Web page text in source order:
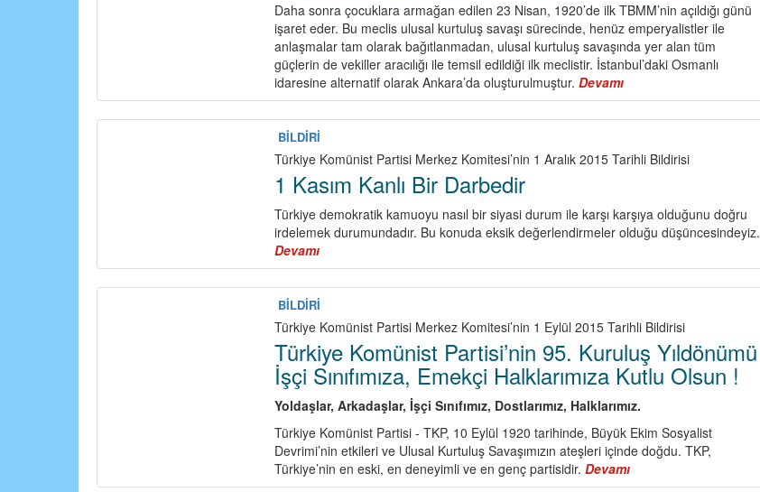
Daha sonra çocuklara armağan edilen 23 Nisan, 1920’de ilk TBMM’nin açıldığı günü
işaret eder. Bu meclis ulusal kurtuluş savaşı sürecinde, henüz emperyalistler ile
anlaşmalar tam olarak bağıtlanmadan, ulusal kurtuluş savaşında yer alan tüm
güçlerin de vekiller aracılığı ile temsil edildiği ilk meclistir. İstanbul’daki Osmanlı
idaresine alternatif olarak Ankara’da oluşturulmuştur.Devamı
23
NİSAN’IN
DÖNÜMÜ
TÜRKİYE
CUMHURİYETİ
YURTTAŞLARININ
BİLDİRİ
Türkiye Komünist Partisi Merkez Komitesi’nin 1 Aralık 2015 Tarihli Bildirisi
1 Kasım Kanlı Bir Darbedir
Türkiye demokratik kamuoyu nasıl bir siyasi durum ile karşı karşıya olduğunu doğru
irdelemek durumundadır. Bu konuda eksik değerlendirmeler olduğu düşüncesindeyiz.
Devamı
1
Kasım
Bir
Darbedir
BİLDİRİ
Türkiye Komünist Partisi Merkez Komitesi’nin 1 Eylül 2015 Tarihli Bildirisi
Türkiye Komünist Partisi’nin 95. Kuruluş Yıldönümü
İşçi Sınıfımıza, Emekçi Halklarımıza Kutlu Olsun !
Yoldaşlar, Arkadaşlar, İşçi Sınıfımız, Dostlarımız, Halklarımız.
Türkiye Komünist Partisi - TKP, 10 Eylül 1920 tarihinde, Büyük Ekim Sosyalist
Devrimi’nin etkileri ve Ulusal Kurtuluş Savaşımızın ateşleri içinde doğdu. TKP,
Türkiye’nin en eski, en deneyimli ve en genç partisidir.Devamı
Türkiye